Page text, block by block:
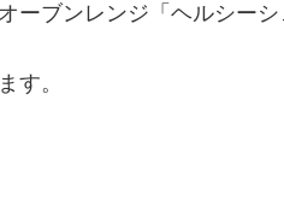
ブンレンジ「ヘルシーシ
す。